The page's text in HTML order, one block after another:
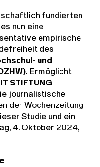
fundierten
nun eine
empirische
des
und
. Ermöglicht
STIFTUNG
journalistische
der Wochenzeitung
Studie und ein
4. Oktober 2024,